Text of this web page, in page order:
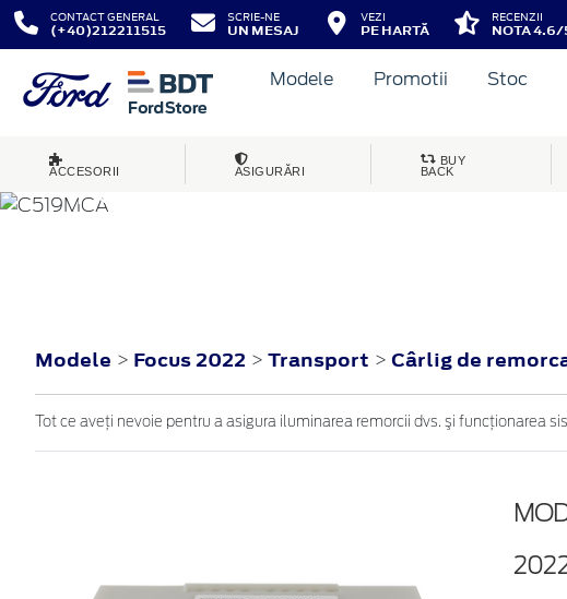
CONTACT GENERAL
(+40)212211515
SCRIE-NE
UN MESAJ
VEZI
PE HARTĂ
RECENZII
NOTA 4.6/
Modele Promotii Stoc
ACCESORII ASIGURĂRI
BUY
BACK
FOCUS
Modele > Focus 2022 > Transport > Cârlig de
Tot ce aveţi nevoie pentru a asigura iluminarea remorcii dvs. şi funcţionarea